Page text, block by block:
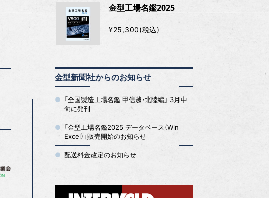
金型工場名鑑2025
¥25,300(税込)
金型新聞社からのお知らせ
「全国製造工場名鑑 甲信越・北陸編」 3月中
旬に発刊
「金型工場名鑑2025 データベース（Win
Excel）」販売開始のお知らせ
配送料金改定のお知らせ